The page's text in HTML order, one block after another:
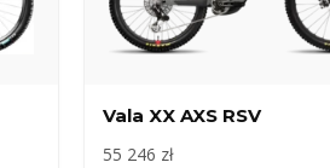
Vala XX AXS RSV
55 246 zł